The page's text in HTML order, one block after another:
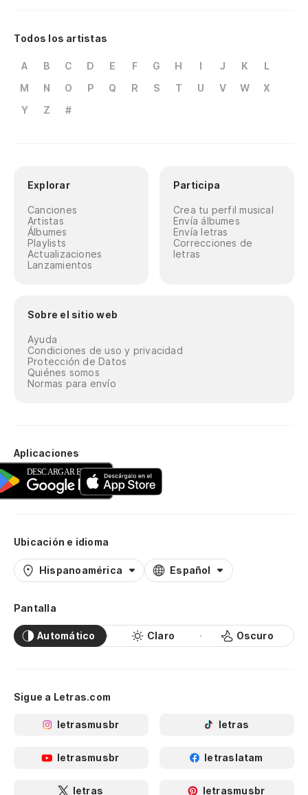
Todos los artistas
A B C D E F G H I J K
L
M
N O P Q R S T U V W
X
Y
Z #
Explorar
Canciones
Artistas
Álbumes
Playlists
Actualizaciones
Lanzamientos
Participa
Crea tu perfil musical
Envía álbumes
Envía letras
Correcciones de
letras
Sobre el sitio web
Ayuda
Condiciones de uso y privacidad
Protección de Datos
Quiénes somos
Normas para envío
Aplicaciones
Ubicación e idioma
Hispanoamérica Español
Pantalla
Automático Claro Oscuro
Sigue a Letras.com
letrasmusbr letras
letrasmusbr letraslatam
letras letrasmusbr